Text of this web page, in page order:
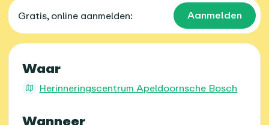
Gratis, online aanmelden: Aanmelden
Praktische informatie
Waar
Herinneringscentrum Apeldoornsche Bosch
Wanneer